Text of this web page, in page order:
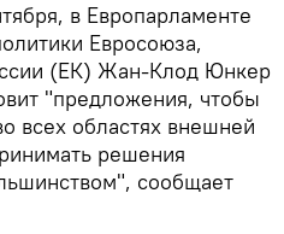
в Европарламенте
Евросоюза,
(ЕК) Жан-Клод Юнкер
"предложения, чтобы
всех областях внешней
решения
сообщает